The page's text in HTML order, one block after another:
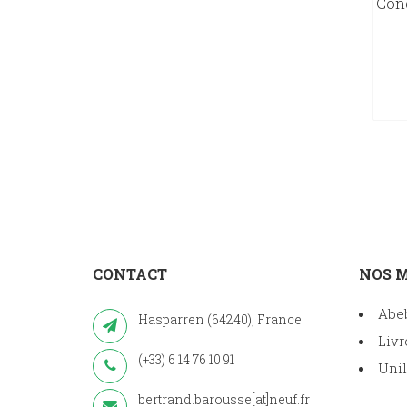
CONTACT
Hasparren (64240), France
(+33) 6 14 76 10 91
bertrand.barousse[at]neuf.fr
NOS